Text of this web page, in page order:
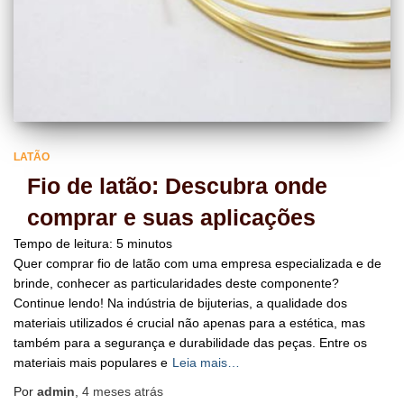
LATÃO
Fio de latão: Descubra onde
comprar e suas aplicações
Tempo de leitura: 5 minutos
Quer comprar fio de latão com uma empresa especializada e de
brinde, conhecer as particularidades deste componente?
Continue lendo! Na indústria de bijuterias, a qualidade dos
materiais utilizados é crucial não apenas para a estética, mas
também para a segurança e durabilidade das peças. Entre os
materiais mais populares e Leia mais…
Por admin 4 meses atrás